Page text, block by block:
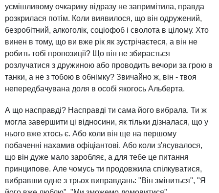
усмішливому очкарику відразу не запримітила, правда
розкрилася потім. Коли виявилося, що він одружений,
безробітний, алкоголік, соціофоб і сволота в цілому. Хто
винен в тому, що ви вже рік як зустрічаєтеся, а він не
робить тобі пропозиції? Що він не збирається
розлучатися з дружиною або проводить вечори за грою в
танки, а не з тобою в обнімку? Звичайно ж, він - твоя
непередбачувана доля в особі якогось Альберта.
А що насправді? Насправді ти сама його вибрала. Ти ж
могла завершити ці відносини, як тільки дізналася, що у
нього вже хтось є. Або коли він ще на першому
побаченні нахамив офіціантові. Або коли з'ясувалося,
що він дуже мало заробляє, а для тебе це питання
принципове. Але чомусь ти продовжила спілкуватися,
вибравши одне з трьох виправдань: "Він зміниться", "Я